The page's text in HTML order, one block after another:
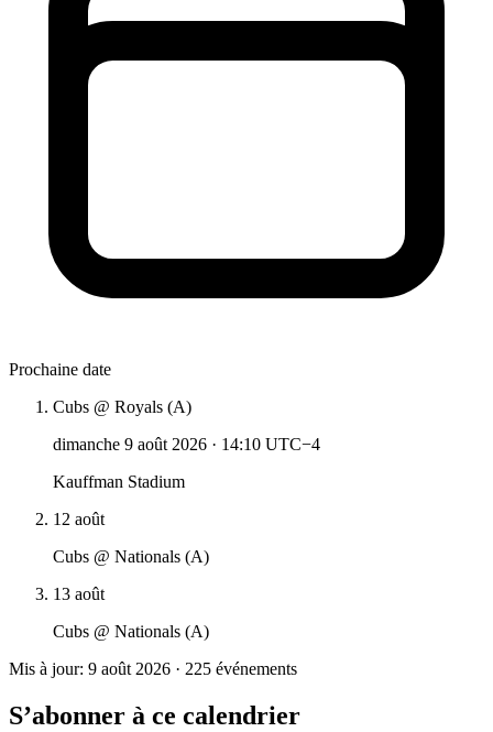
Prochaine date
Cubs @ Royals (A)
dimanche 9 août 2026 · 14:10 UTC−4
Kauffman Stadium
12 août
Cubs @ Nationals (A)
13 août
Cubs @ Nationals (A)
Mis à jour: 9 août 2026 · 225 événements
S’abonner à ce calendrier